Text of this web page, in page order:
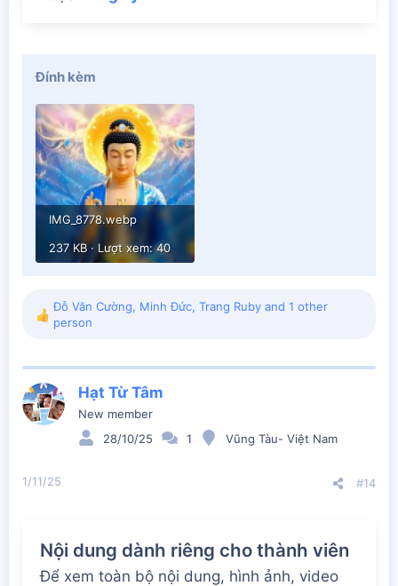
Đính kèm
IMG_8778.webp
237 KB · Lượt xem: 40
R
c
t
i
o
Đỗ Văn Cường, Minh Đức, Trang Ruby and 1 other
person
Hạt Từ Tâm
New member
28/10/25
1 Vũng Tàu- Việt Nam
1/11/25 #14
Nội dung dành riêng cho thành viên
Để xem toàn bộ nội dung, hình ảnh, video